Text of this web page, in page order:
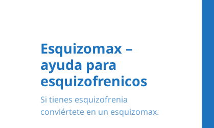
Esquizomax –
ayuda para
esquizofrenicos
Si tienes esquizofrenia
conviértete en un esquizomax.